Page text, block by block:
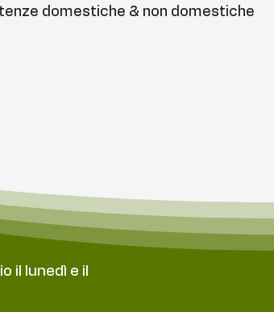
domestiche & non domestiche
il lunedì e il